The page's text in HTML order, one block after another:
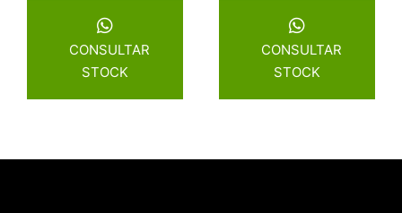
CONSULTAR
STOCK
CONSULTAR
STOCK